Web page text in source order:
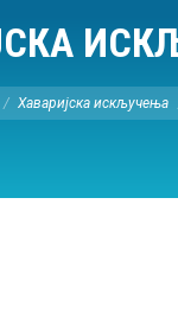
Хаваријска искључења